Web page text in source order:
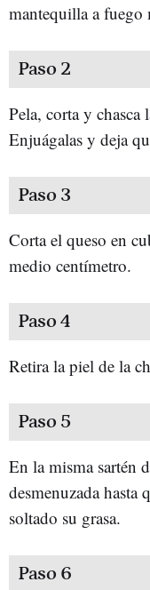
mantequilla a
Paso 2
Pela, corta y chasca
Enjuágalas y deja
Paso 3
Corta el queso en
medio centímetro.
Paso 4
Retira la piel de la
Paso 5
En la misma sartén
desmenuzada hasta
soltado su grasa.
Paso 6